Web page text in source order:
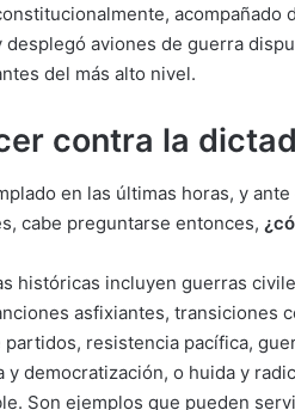
desplegó aviones de guerra
del más alto nivel.
contra la
en las últimas horas, y
cabe preguntarse entonces,
históricas incluyen guerras
asfixiantes, transiciones
partidos, resistencia pacífica,
y democratización, o huida y
Son ejemplos que pueden